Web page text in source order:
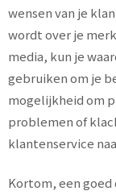
wensen van je
wordt over je
media, kun je
gebruiken om je
mogelijkheid om
problemen of
klantenservice
Kortom, een